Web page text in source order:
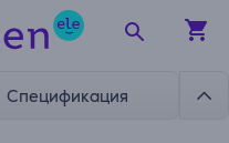
Спецификация